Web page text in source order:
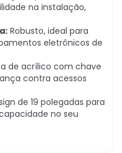
na instalação,
Robusto, ideal para
eletrônicos de
de acrílico com chave
contra acessos
de 19 polegadas para
no seu